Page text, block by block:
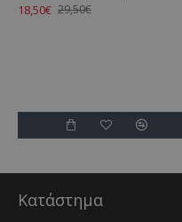
18,50€ 29,50€
Κατάστημα